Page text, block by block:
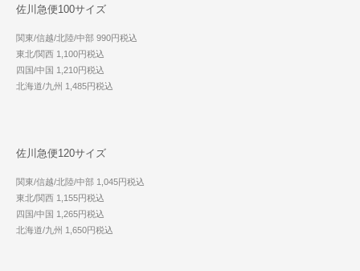
佐川急便100サイズ
関東/信越/北陸/中部 990円税込
東北/関西 1,100円税込
四国/中国 1,210円税込
北海道/九州 1,485円税込
佐川急便120サイズ
関東/信越/北陸/中部 1,045円税込
東北/関西 1,155円税込
四国/中国 1,265円税込
北海道/九州 1,650円税込